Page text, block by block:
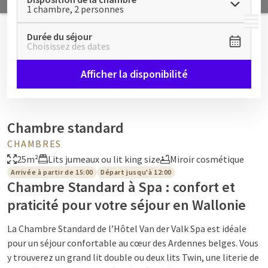
MENU
1 chambre, 2 personnes
Durée du séjour
Choisissez des dates
Afficher la disponibilité
Chambre standard
CHAMBRES
25m²
Lits jumeaux ou lit king size Miroir cosmétique
Arrivée à partir de 15:00 Départ jusqu'à 12:00
Chambre Standard à Spa : confort et
praticité pour votre séjour en Wallonie
La Chambre Standard de l’Hôtel Van der Valk Spa est idéale
pour un séjour confortable au cœur des Ardennes belges. Vous
y trouverez un grand lit double ou deux lits Twin, une literie de